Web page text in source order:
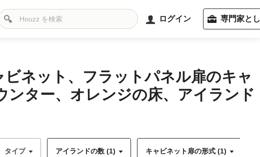
ログイン 専門家と
ネット、フラットパネル扉のキャ
ター、オレンジの床、アイランド
タイプ アイランドの数 (1) キャビネット扉の形式 (1)